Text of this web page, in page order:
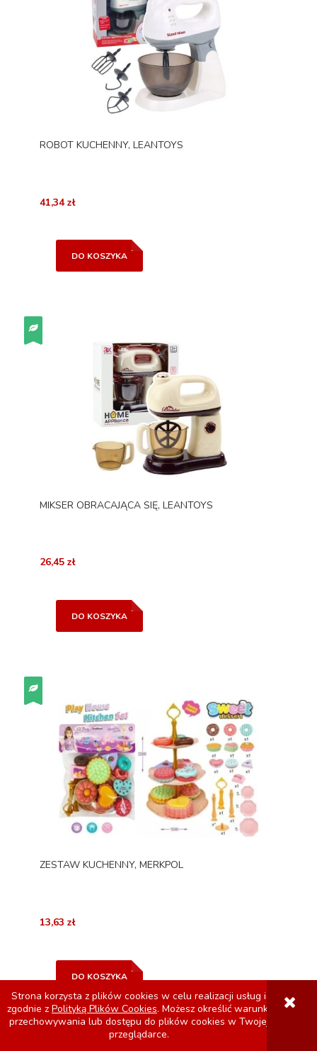
Strona korzysta z plików cookies w celu realizacji usług i
zgodnie z Polityką Plików Cookies. Możesz określić warunki
przechowywania lub dostępu do plików cookies w Twojej
przeglądarce.
ROBOT KUCHENNY, LEANTOYS
41,34 zł
DO KOSZYKA
MIKSER OBRACAJĄCA SIĘ, LEANTOYS
26,45 zł
DO KOSZYKA
ZESTAW KUCHENNY, MERKPOL
13,63 zł
DO KOSZYKA